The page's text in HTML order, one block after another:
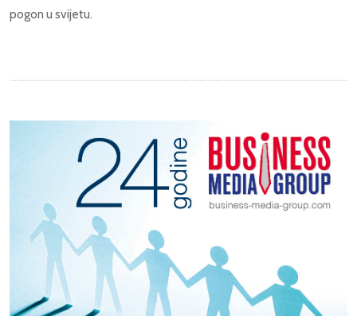
pogon u svijetu.